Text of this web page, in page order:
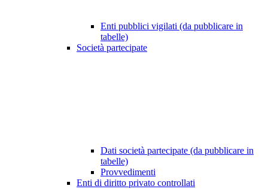
Enti pubblici vigilati (da pubblicare in
tabelle)
Società partecipate
Dati società partecipate (da pubblicare in
tabelle)
Provvedimenti
Enti di diritto privato controllati